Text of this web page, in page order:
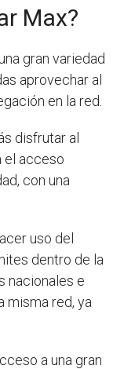
Max?
gran variedad
aprovechar al
en la red.
disfrutar al
el acceso
con una
uso del
dentro de la
nacionales e
misma red, ya
a una gran